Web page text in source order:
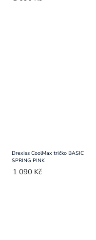
Drexiss CoolMax tričko BASIC
SPRING PINK
1 090 Kč